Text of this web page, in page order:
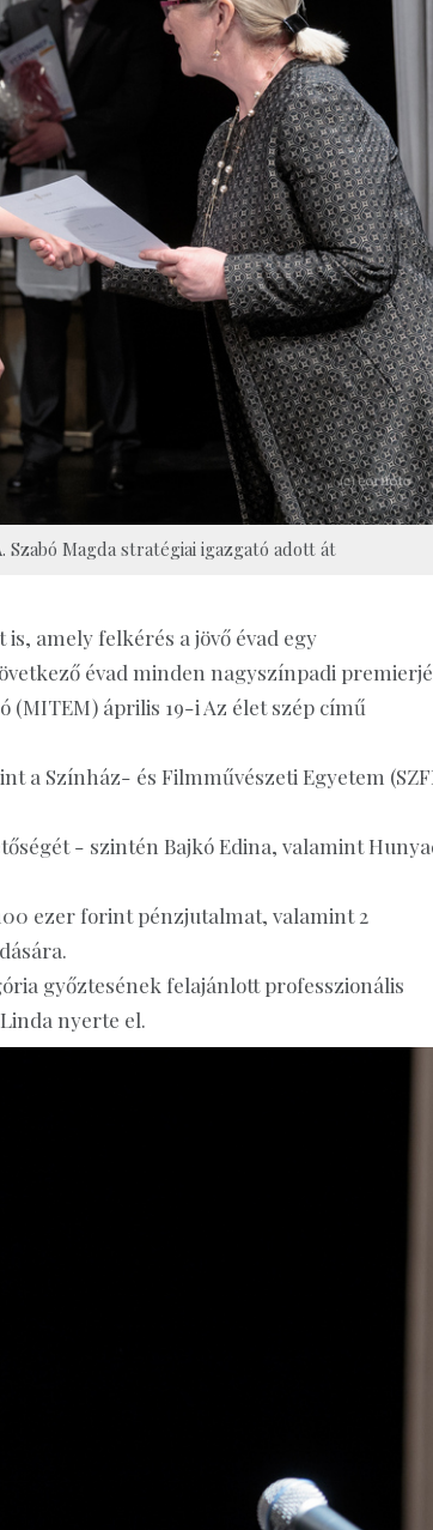
Szabó Magda stratégiai igazgató adott át
amely felkérés a jövő évad egy
évad minden nagyszínpadi
(MITEM) április 19-i Az élet szép című
a Színház- és Filmművészeti Egyetem
- szintén Bajkó Edina, valamint
ezer forint pénzjutalmat, valamint 2
győztesének felajánlott professzionális
nyerte el.